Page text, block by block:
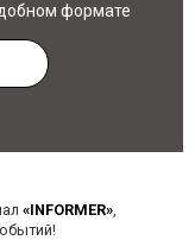
формате
«INFORMER»,